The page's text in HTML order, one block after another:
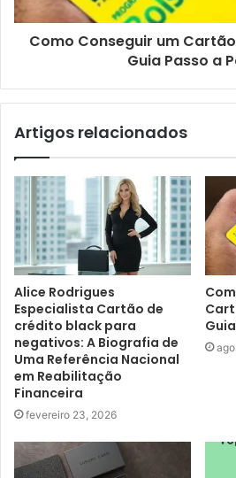
Como Conseguir um
Guia Passo a
Artigos relacionados
Alice Rodrigues
Especialista Cartão de
crédito black para
negativos: A Biografia de
Uma Referência Nacional
em Reabilitação
Financeira
fevereiro 23, 2026